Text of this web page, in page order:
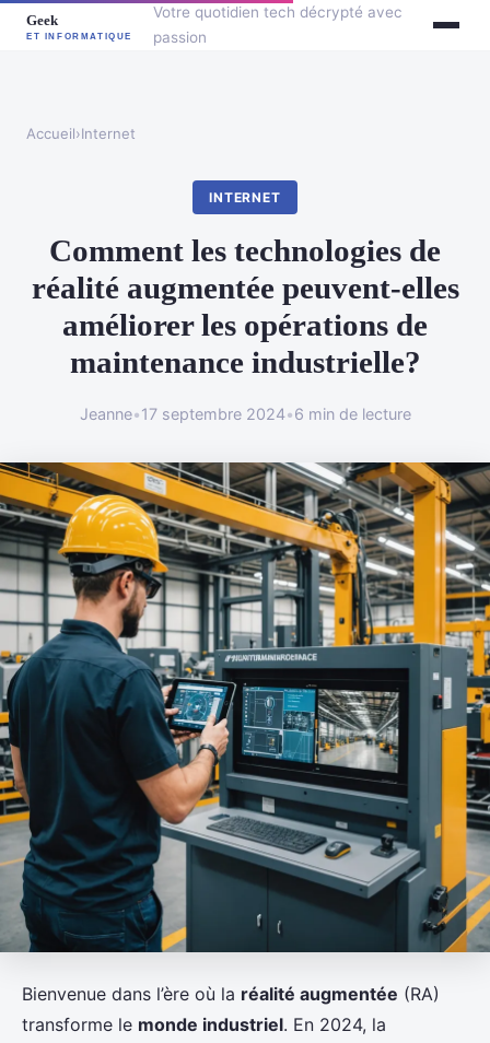
Votre quotidien tech décrypté avec
passion
Accueil›Internet
INTERNET
Comment les technologies de
réalité augmentée peuvent-elles
améliorer les opérations de
maintenance industrielle?
Jeanne•17 septembre 2024•6 min de lecture
Bienvenue dans l’ère où la réalité augmentée (RA)
transforme le monde industriel. En 2024, la